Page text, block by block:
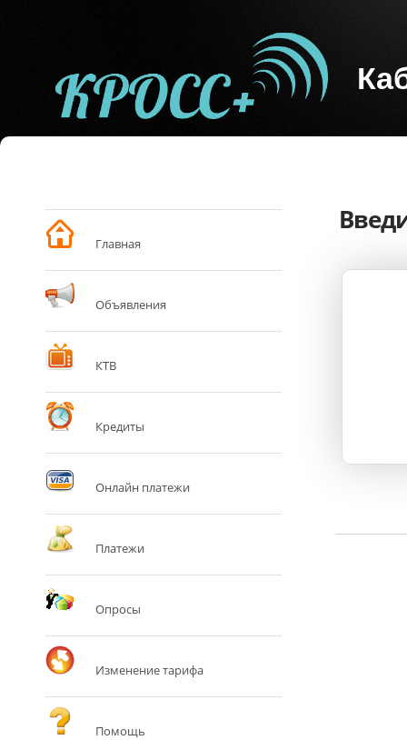
Главная
Объявления
КТВ
Кредиты
Онлайн платежи
Платежи
Опросы
Изменение тарифа
Помощь